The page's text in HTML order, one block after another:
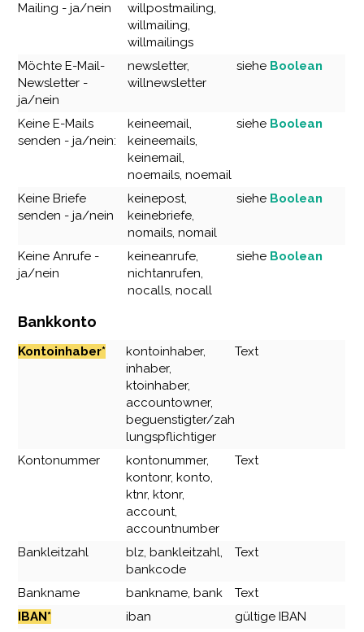
Mailing - ja/nein
willpostmailing,
willmailing,
willmailings
Möchte E-Mail-
Newsletter -
ja/nein
newsletter,
willnewsletter
siehe Boolean
Keine E-Mails
senden - ja/nein:
keineemail,
keineemails,
keinemail,
noemails, noemail
siehe Boolean
Keine Briefe
senden - ja/nein
keinepost,
keinebriefe,
nomails, nomail
siehe Boolean
Keine Anrufe -
ja/nein
keineanrufe,
nichtanrufen,
nocalls, nocall
siehe Boolean
Bankkonto
Kontoinhaber*
kontoinhaber,
inhaber,
ktoinhaber,
accountowner,
beguenstigter/zah
lungspflichtiger
Text
Kontonummer
kontonummer,
kontonr, konto,
ktnr, ktonr,
account,
accountnumber
Text
Bankleitzahl
blz, bankleitzahl,
bankcode
Text
Bankname bankname, bank
Text
IBAN*
iban gültige IBAN